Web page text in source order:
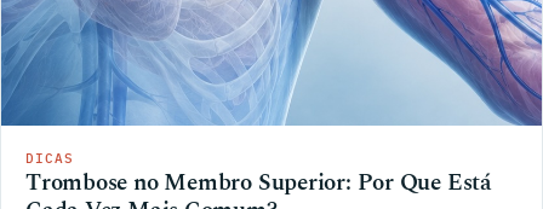
DICAS
Trombose no Membro Superior: Por Que Está